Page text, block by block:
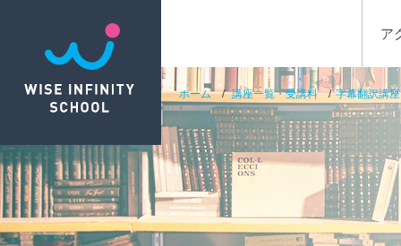
ア
ホーム 講座一覧・受講料 字幕翻訳講座